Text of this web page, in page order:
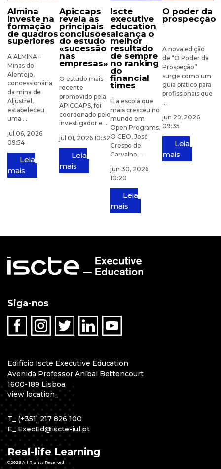
almina
investe na
formação
de quadros
superiores
A ALMINA –
Minas do
Alentejo,
concessionária
da mina de
Aljustrel,
estabeleceu
uma ...
jul 06, 2026
09:54
Leia
mais
apiccaps
revela as
principais
conclusões
do estudo
«sucessão
nas
empresas»
O estudo mais
recente
promovido pela
APICCAPS, foi
coordenado pelo
investigador e ...
jul 01, 2026 10:32
Leia
mais
iscte
executive
education
alcança o
melhor
resultado
de sempre
no ranking
do
financial
times
É a escola que
mais cresceu no
mundo em
Open Programs.
O CEO, José
Crespo de
Carvalho, ...
jun 30, 2026
10:20
Leia
mais
o poder da
prospecção
A nova edição
de “O Poder da
Prospeção”
surge como um
guia prático para
profissionais que
...
jun 29, 2026
09:35
Leia
mais
Siga-nos
Edifício Iscte Executive Education
Avenida Professor Aníbal Bettencourt
1600-189 Lisboa
view location_
T _ (+351) 217 826 100
E _ ExecEd@iscte-iul.pt
Real-life Learning
©2026 All Rights Reserved